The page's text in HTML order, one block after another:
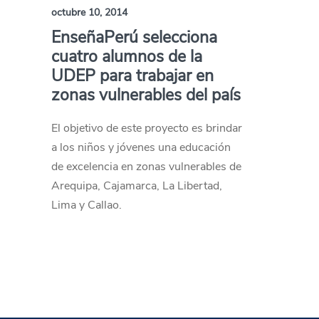
octubre 10, 2014
EnseñaPerú selecciona
cuatro alumnos de la
UDEP para trabajar en
zonas vulnerables del país
El objetivo de este proyecto es brindar
a los niños y jóvenes una educación
de excelencia en zonas vulnerables de
Arequipa, Cajamarca, La Libertad,
Lima y Callao.